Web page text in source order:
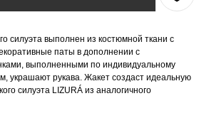
силуэта выполнен из костюмной ткани с
паты в дополнении с
выполненными по индивидуальному
украшают рукава. Жакет создаст идеальную
силуэта LIZURÁ из аналогичного